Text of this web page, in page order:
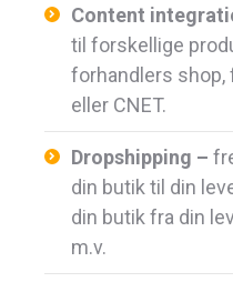
Content
til forskellige
forhandlers shop,
eller CNET.
Dropshipping –
din butik til din
din butik fra din
m.v.